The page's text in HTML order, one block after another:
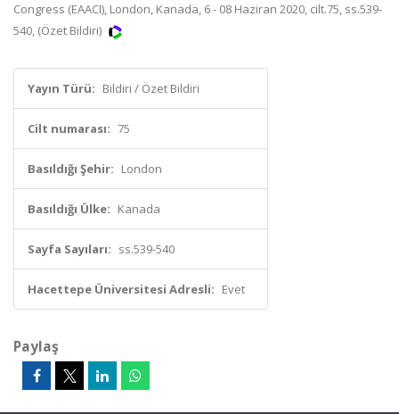
Congress (EAACI), London, Kanada, 6 - 08 Haziran 2020, cilt.75, ss.539-
540, (Özet Bildiri)
Yayın Türü: Bildiri / Özet Bildiri
Cilt numarası: 75
Basıldığı Şehir: London
Basıldığı Ülke: Kanada
Sayfa Sayıları: ss.539-540
Hacettepe Üniversitesi Adresli: Evet
Paylaş